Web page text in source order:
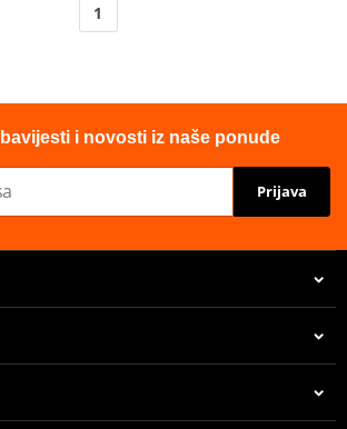
1
i novosti iz naše ponude
Prijava